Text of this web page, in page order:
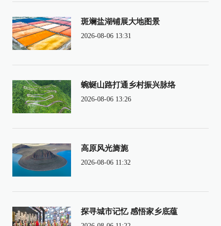
斑斓盐湖铺展大地图景
2026-08-06 13:31
蜿蜒山路打通乡村振兴脉络
2026-08-06 13:26
高原风光旖旎
2026-08-06 11:32
探寻城市记忆 感悟家乡底蕴